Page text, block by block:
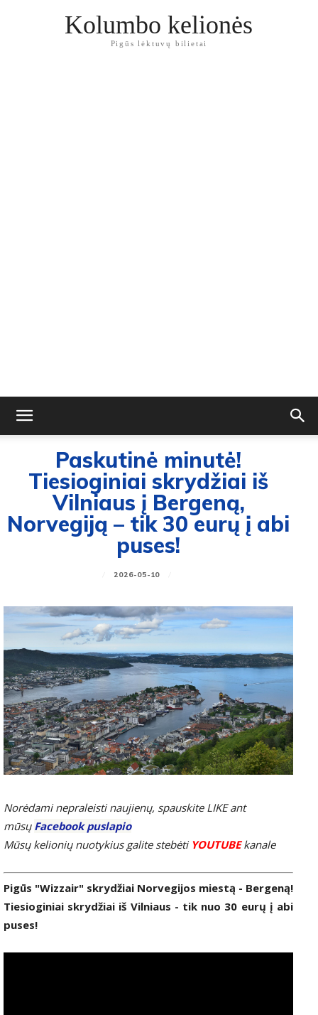
Kolumbo kelionės
Pigūs lėktuvų bilietai
Paskutinė minutė!
Tiesioginiai skrydžiai iš
Vilniaus į Bergeną,
Norvegiją – tik 30 eurų į abi
puses!
2026-05-10
Norėdami nepraleisti naujienų, spauskite LIKE ant
mūsų Facebook puslapio
Mūsų kelionių nuotykius galite stebėti YOUTUBEkanale
Pigūs "Wizzair" skrydžiai Norvegijos miestą - Bergeną!
Tiesioginiai skrydžiai iš Vilniaus - tik nuo 30 eurų į abi
puses!